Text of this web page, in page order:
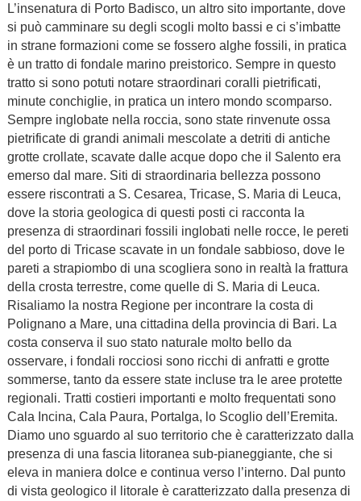
L’insenatura di Porto Badisco, un altro sito importante, dove
si può camminare su degli scogli molto bassi e ci s’imbatte
in strane formazioni come se fossero alghe fossili, in pratica
è un tratto di fondale marino preistorico. Sempre in questo
tratto si sono potuti notare straordinari coralli pietrificati,
minute conchiglie, in pratica un intero mondo scomparso.
Sempre inglobate nella roccia, sono state rinvenute ossa
pietrificate di grandi animali mescolate a detriti di antiche
grotte crollate, scavate dalle acque dopo che il Salento era
emerso dal mare. Siti di straordinaria bellezza possono
essere riscontrati a S. Cesarea, Tricase, S. Maria di Leuca,
dove la storia geologica di questi posti ci racconta la
presenza di straordinari fossili inglobati nelle rocce, le pereti
del porto di Tricase scavate in un fondale sabbioso, dove le
pareti a strapiombo di una scogliera sono in realtà la frattura
della crosta terrestre, come quelle di S. Maria di Leuca.
Risaliamo la nostra Regione per incontrare la costa di
Polignano a Mare, una cittadina della provincia di Bari. La
costa conserva il suo stato naturale molto bello da
osservare, i fondali rocciosi sono ricchi di anfratti e grotte
sommerse, tanto da essere state incluse tra le aree protette
regionali. Tratti costieri importanti e molto frequentati sono
Cala Incina, Cala Paura, Portalga, lo Scoglio dell’Eremita.
Diamo uno sguardo al suo territorio che è caratterizzato dalla
presenza di una fascia litoranea sub-pianeggiante, che si
eleva in maniera dolce e continua verso l’interno. Dal punto
di vista geologico il litorale è caratterizzato dalla presenza di